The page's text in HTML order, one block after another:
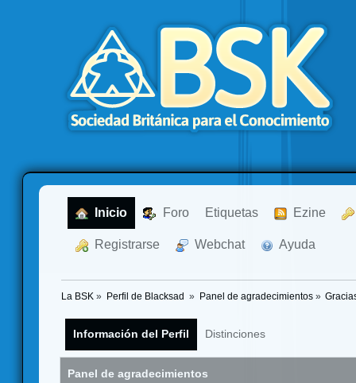
Inicio Foro Etiquetas Ezine
Registrarse Webchat Ayuda
La BSK » Perfil de Blacksad » Panel de agradecimientos»
Información del Perfil Distinciones
Panel de agradecimientos